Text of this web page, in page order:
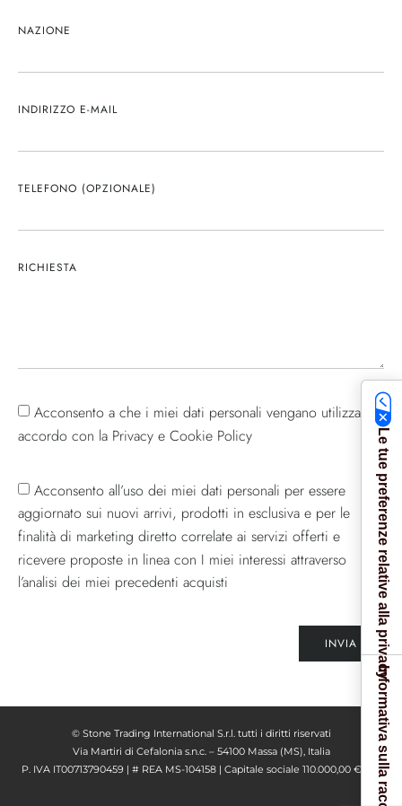
NAZIONE
INDIRIZZO E-MAIL
TELEFONO (OPZIONALE)
RICHIESTA
Acconsento a che i miei dati personali vengano utilizzati in
accordo con la Privacy e Cookie Policy
Acconsento all’uso dei miei dati personali per essere
aggiornato sui nuovi arrivi, prodotti in esclusiva e per le
finalità di marketing diretto correlate ai servizi offerti e
ricevere proposte in linea con I miei interessi attraverso
l’analisi dei miei precedenti acquisti
INVIA
© Stone Trading International S.r.l. tutti i diritti riservati
Via Martiri di Cefalonia s.n.c. – 54100 Massa (MS), Italia
P. IVA IT00713790459 | # REA MS-104158 | Capitale sociale 110.000,00 € I. V.
Le tue preferenze relative alla privacy
Informativa sulla raccolta